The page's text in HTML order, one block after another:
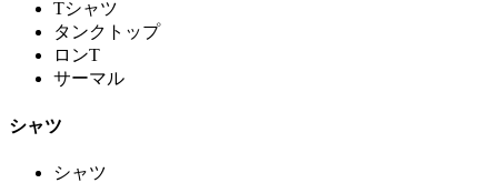
Tシャツ
タンクトップ
ロンT
サーマル
シャツ
シャツ